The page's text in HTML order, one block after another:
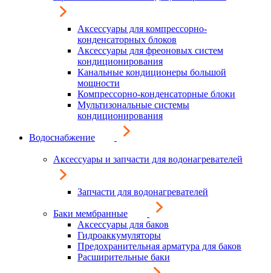
Аксессуары для компрессорно-
конденсаторных блоков
Аксессуары для фреоновых систем
кондиционирования
Канальные кондиционеры большой
мощности
Компрессорно-конденсаторные блоки
Мультизональные системы
кондиционирования
Водоснабжение
Аксессуары и запчасти для водонагревателей
Запчасти для водонагревателей
Баки мембранные
Аксессуары для баков
Гидроаккумуляторы
Предохранительная арматура для баков
Расширительные баки